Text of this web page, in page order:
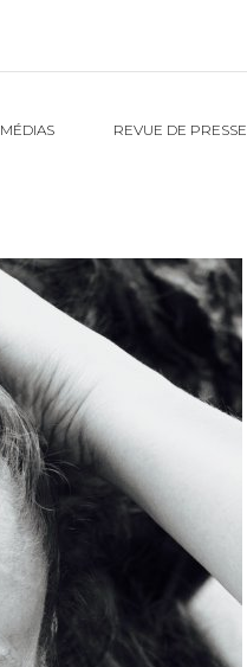
MÉDIAS
REVUE DE PRESSE